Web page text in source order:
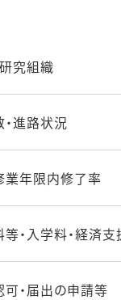
究組織
進路状況
業年限内修了率
・入学料・経済支
・届出の申請等